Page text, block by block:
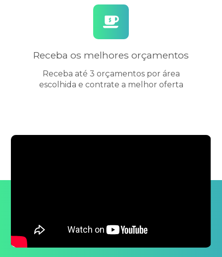
Receba os melhores orçamentos
Receba até 3 orçamentos por área
escolhida e contrate a melhor oferta